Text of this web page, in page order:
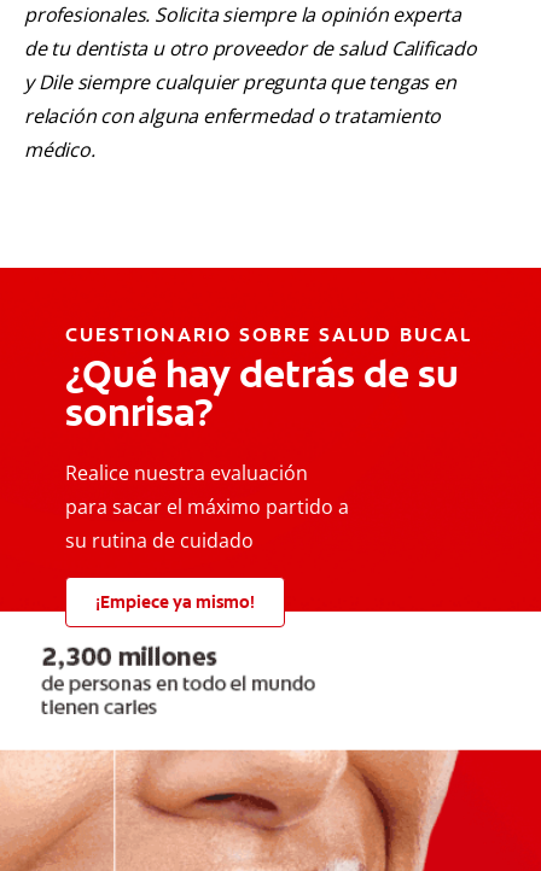
profesionales. Solicita siempre la opinión experta
de tu dentista u otro proveedor de salud Calificado
y Dile siempre cualquier pregunta que tengas en
relación con alguna enfermedad o tratamiento
médico.
CUESTIONARIO SOBRE SALUD BUCAL
¿Qué hay detrás de su
sonrisa?
Realice nuestra evaluación
para sacar el máximo partido a
su rutina de cuidado
¡Empiece ya mismo!